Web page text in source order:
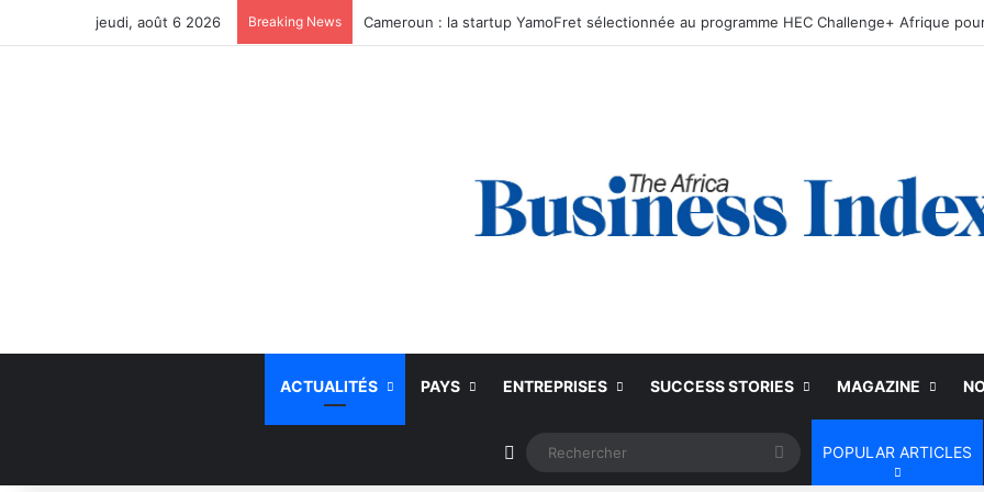
jeudi, août 6 2026 Breaking News
ACTUALITÉS PAYS ENTREPRISES SUCCESS STORIES MAGAZINE
Article Aléatoire Rechercher
POPULAR ARTICLES